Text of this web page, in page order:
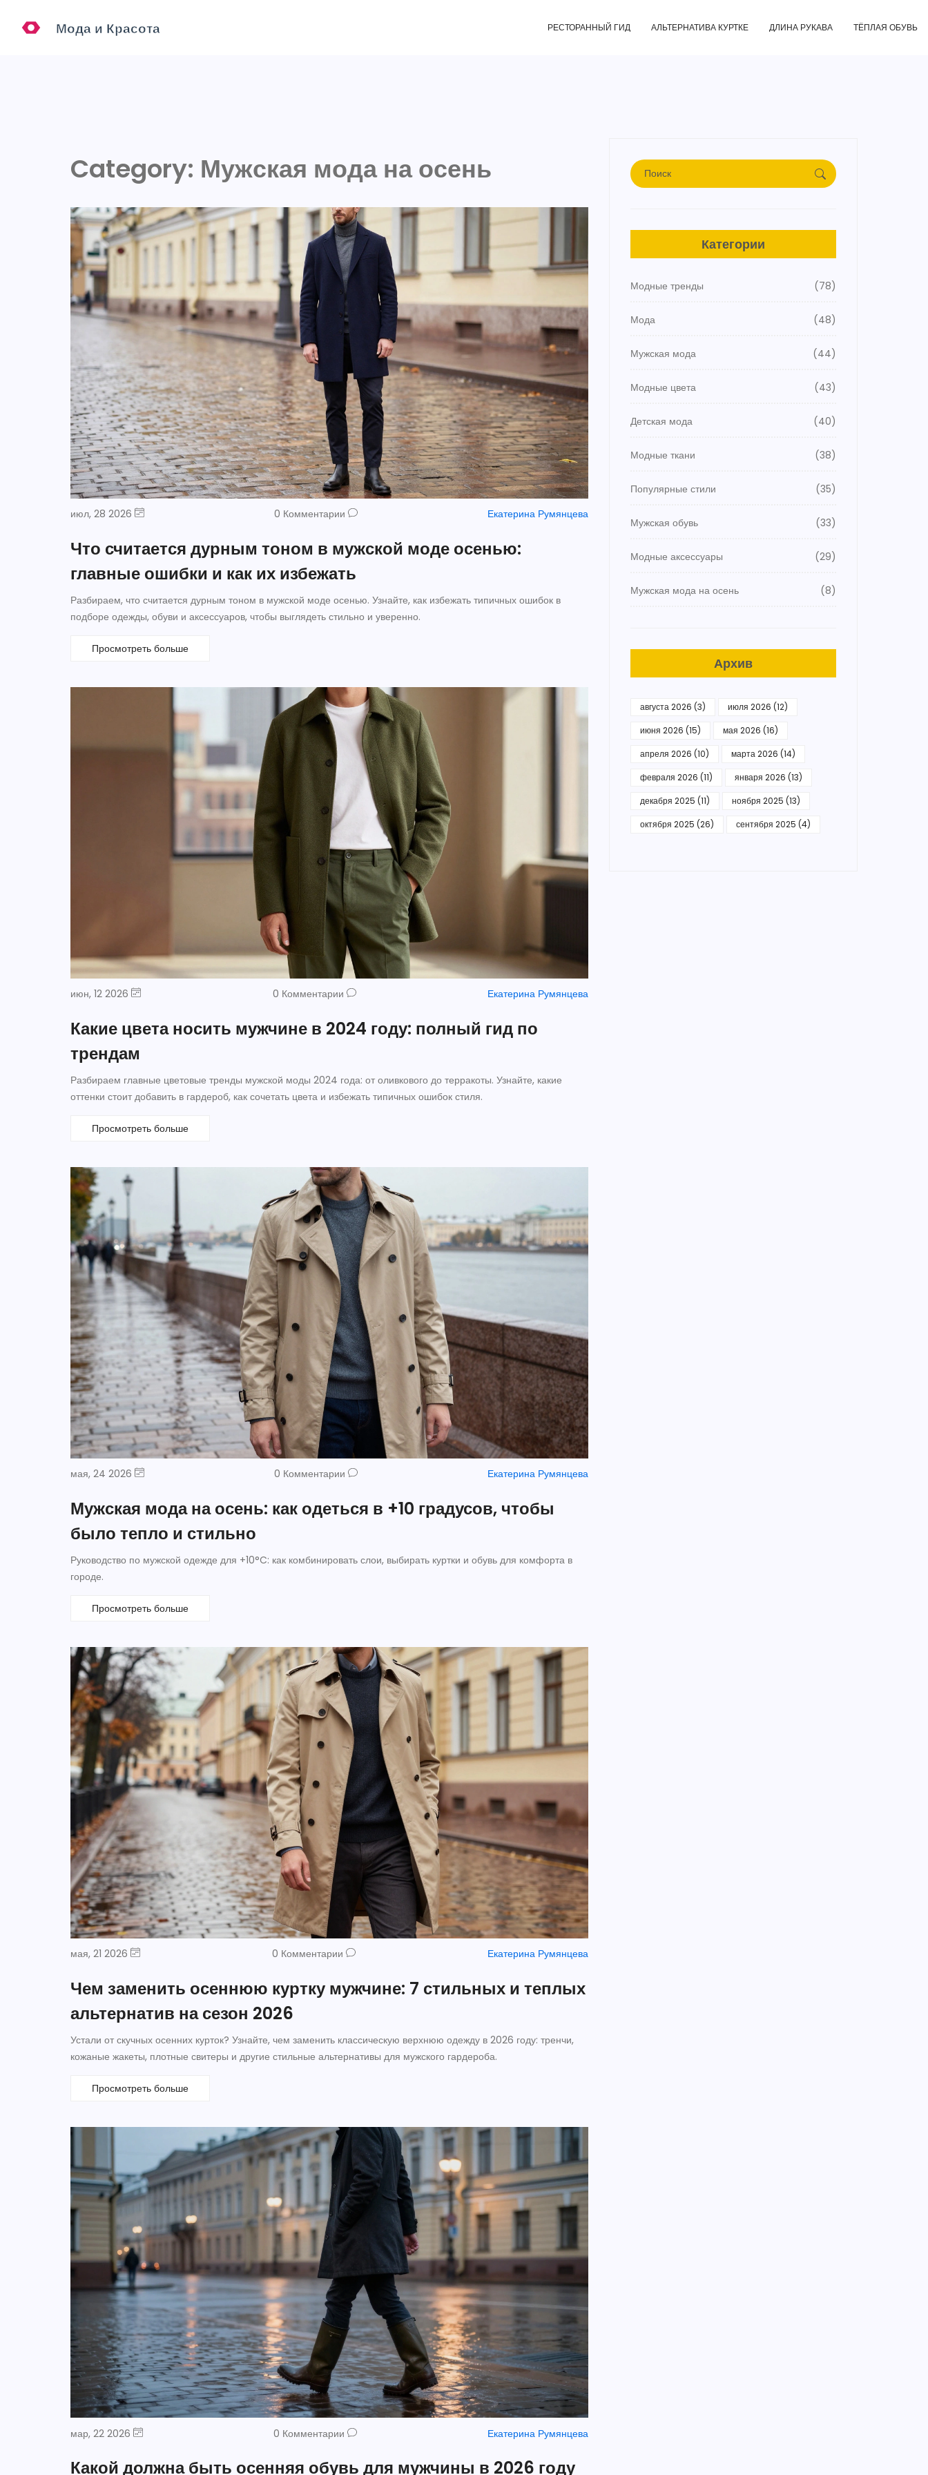
РЕСТОРАННЫЙ ГИД АЛЬТЕРНАТИВА КУРТКЕ ДЛИНА РУКАВА ТЁПЛАЯ ОБУВЬ
Category: Мужская мода на осень
июл, 28 2026 0 Комментарии Екатерина Румянцева
Что считается дурным тоном в мужской моде осенью:
главные ошибки и как их избежать
Разбираем, что считается дурным тоном в мужской моде осенью. Узнайте, как избежать типичных ошибок в
подборе одежды, обуви и аксессуаров, чтобы выглядеть стильно и уверенно.
Просмотреть больше
июн, 12 2026 0 Комментарии Екатерина Румянцева
Какие цвета носить мужчине в 2024 году: полный гид по
трендам
Разбираем главные цветовые тренды мужской моды 2024 года: от оливкового до терракоты. Узнайте, какие
оттенки стоит добавить в гардероб, как сочетать цвета и избежать типичных ошибок стиля.
Просмотреть больше
мая, 24 2026 0 Комментарии Екатерина Румянцева
Мужская мода на осень: как одеться в +10 градусов, чтобы
было тепло и стильно
Руководство по мужской одежде для +10°C: как комбинировать слои, выбирать куртки и обувь для комфорта в
городе.
Просмотреть больше
мая, 21 2026 0 Комментарии Екатерина Румянцева
Чем заменить осеннюю куртку мужчине: 7 стильных и теплых
альтернатив на сезон 2026
Устали от скучных осенних курток? Узнайте, чем заменить классическую верхнюю одежду в 2026 году: тренчи,
кожаные жакеты, плотные свитеры и другие стильные альтернативы для мужского гардероба.
Просмотреть больше
мар, 22 2026 0 Комментарии Екатерина Румянцева
Какой должна быть осенняя обувь для мужчины в 2026 году
Категории
Модные тренды (78)
Мода (48)
Мужская мода (44)
Модные цвета (43)
Детская мода (40)
Модные ткани (38)
Популярные стили (35)
Мужская обувь (33)
Модные аксессуары (29)
Мужская мода на осень (8)
Архив
августа 2026 (3) июля 2026 (12)
июня 2026 (15) мая 2026 (16)
апреля 2026 (10) марта 2026 (14)
февраля 2026 (11) января 2026 (13)
декабря 2025 (11) ноября 2025 (13)
октября 2025 (26) сентября 2025 (4)